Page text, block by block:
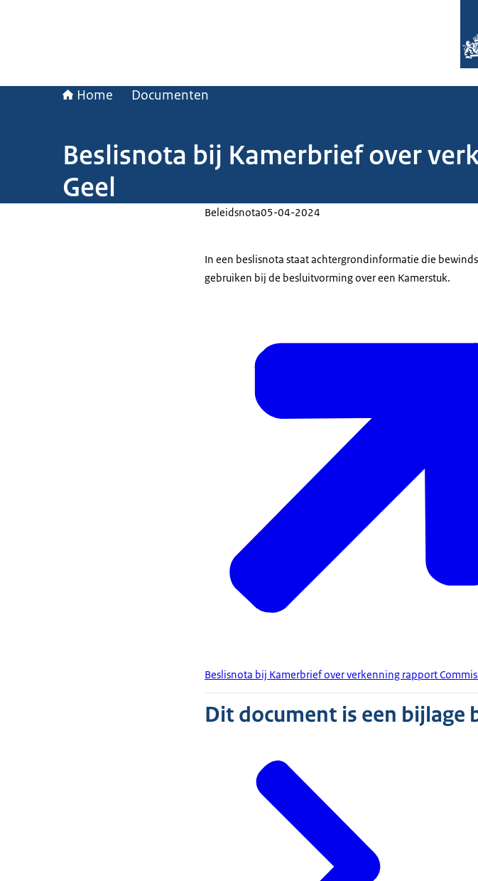
Home Documenten
Beslisnota bij Kamerbrief over
Geel
Beleidsnota05-04-2024
In een beslisnota staat achtergrondinformatie die
gebruiken bij de besluitvorming over een Kamerstuk.
Beslisnota bij Kamerbrief over verkenning rapport
Dit document is een bijlage